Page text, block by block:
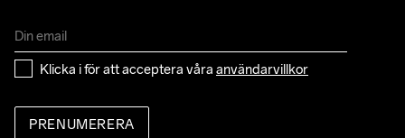
Klicka i för att acceptera våra användarvillkor
PRENUMERERA